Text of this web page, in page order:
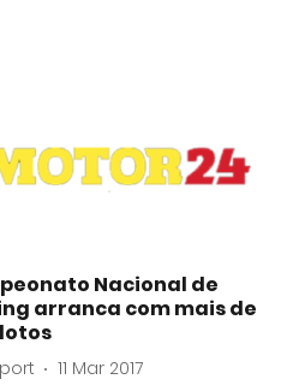
Nacional de
arranca com mais de
11 Mar 2017